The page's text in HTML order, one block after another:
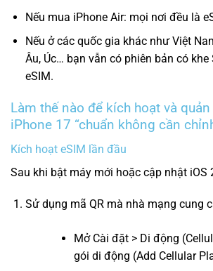
Nếu mua iPhone Air: mọi nơi đều là
Nếu ở các quốc gia khác như Việt
Âu, Úc… bạn vẫn có phiên bản có khe
eSIM.
Làm thế nào để kích hoạt và
iPhone 17 “chuẩn không cần
Kích hoạt eSIM lần đầu
Sau khi bật máy mới hoặc cập nhật iOS
Sử dụng mã QR mà nhà mạng cung
Mở Cài đặt > Di động
gói di động (Add Cellular